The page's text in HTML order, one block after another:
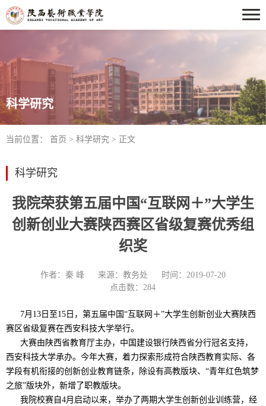
科学研究
当前位置： 首页 > 科学研究 > 正文
科学研究
我院荣获第五届中国“互联网＋”大学生
创新创业大赛陕西赛区省级复赛优秀组
织奖
作者：秦 峰 来源：教务处
时间：2019-07-20
点击数：284
7月13日至15日，第五届中国“互联网＋”大学生创新创业大赛陕西
赛区省级复赛在西安科技大学举行。
大赛由陕西省教育厅主办，中国建设银行陕西省分行冠名支持，
西安科技大学承办。今年大赛，着力探索形成符合陕西教育实际、各
学段有机衔接的创新创业教育链条，除设有高教版块、“青年红色筑梦
之旅”版块外，新增了职教版块。
我院校赛自4月启动以来，举办了两期大学生创新创业训练营，经